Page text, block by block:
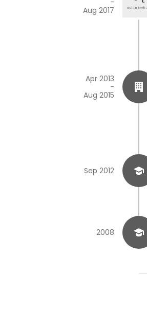
Aug 2017
Apr 2013
-
Aug 2015
Sep 2012
2008